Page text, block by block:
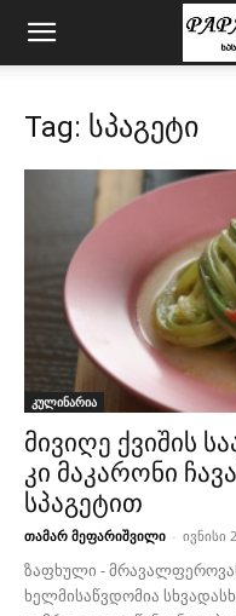
Tag: სპაგეტი
კულინარია
მივიღე ქვიშის
კი მაკარონი
სპაგეტით
თამარ მეფარიშვილი - ივნისი
ზაფხული -
ხელმისაწვდომია